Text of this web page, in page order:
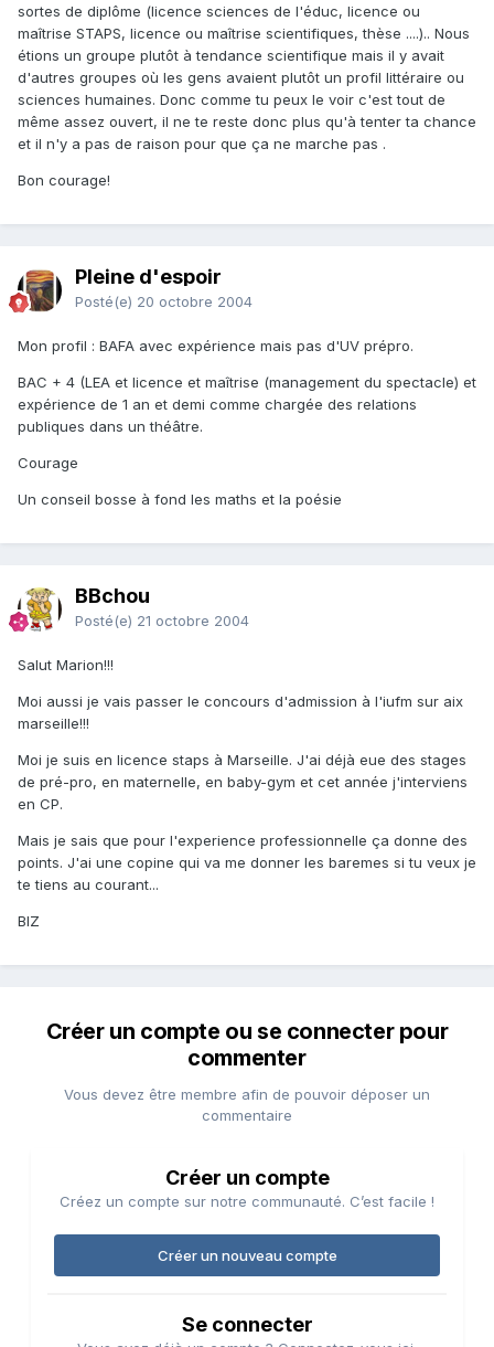
sortes de diplôme (licence sciences de l'éduc, licence ou
maîtrise STAPS, licence ou maîtrise scientifiques, thèse ....).. Nous
étions un groupe plutôt à tendance scientifique mais il y avait
d'autres groupes où les gens avaient plutôt un profil littéraire ou
sciences humaines. Donc comme tu peux le voir c'est tout de
même assez ouvert, il ne te reste donc plus qu'à tenter ta chance
et il n'y a pas de raison pour que ça ne marche pas .
Bon courage!
Pleine d'espoir
Posté(e) 20 octobre 2004
Mon profil : BAFA avec expérience mais pas d'UV prépro.
BAC + 4 (LEA et licence et maîtrise (management du spectacle) et
expérience de 1 an et demi comme chargée des relations
publiques dans un théâtre.
Courage
Un conseil bosse à fond les maths et la poésie
BBchou
Posté(e) 21 octobre 2004
Salut Marion!!!
Moi aussi je vais passer le concours d'admission à l'iufm sur aix
marseille!!!
Moi je suis en licence staps à Marseille. J'ai déjà eue des stages
de pré-pro, en maternelle, en baby-gym et cet année j'interviens
en CP.
Mais je sais que pour l'experience professionnelle ça donne des
points. J'ai une copine qui va me donner les baremes si tu veux je
te tiens au courant...
BIZ
Créer un compte ou se connecter pour
commenter
Vous devez être membre afin de pouvoir déposer un
commentaire
Créer un compte
Créez un compte sur notre communauté. C’est facile !
Créer un nouveau compte
Se connecter